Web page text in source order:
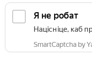
Я не робат
Націсніце, каб
SmartCaptcha by